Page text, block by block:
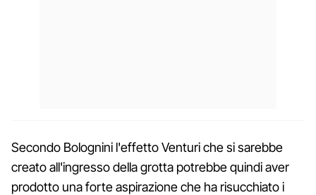
Secondo Bolognini l'effetto Venturi che si sarebbe
creato all'ingresso della grotta potrebbe quindi aver
prodotto una forte aspirazione che ha risucchiato i